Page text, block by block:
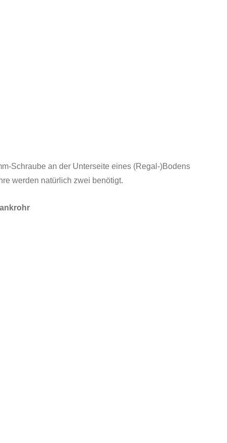
Schraube an der Unterseite eines (Regal-)Bodens
werden natürlich zwei benötigt.